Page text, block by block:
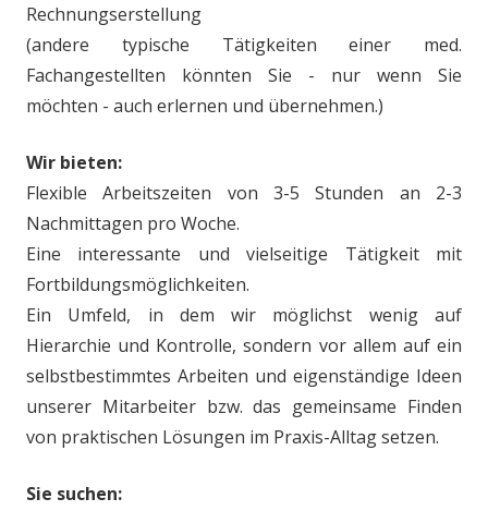
Rechnungserstellung
(andere typische Tätigkeiten einer med.
Fachangestellten könnten Sie - nur wenn Sie
möchten - auch erlernen und übernehmen.)
Wir bieten:
Flexible Arbeitszeiten von 3-5 Stunden an 2-3
Nachmittagen pro Woche.
Eine interessante und vielseitige Tätigkeit mit
Fortbildungsmöglichkeiten.
Ein Umfeld, in dem wir möglichst wenig auf
Hierarchie und Kontrolle, sondern vor allem auf ein
selbstbestimmtes Arbeiten und eigenständige Ideen
unserer Mitarbeiter bzw. das gemeinsame Finden
von praktischen Lösungen im Praxis-Alltag setzen.
Sie suchen: